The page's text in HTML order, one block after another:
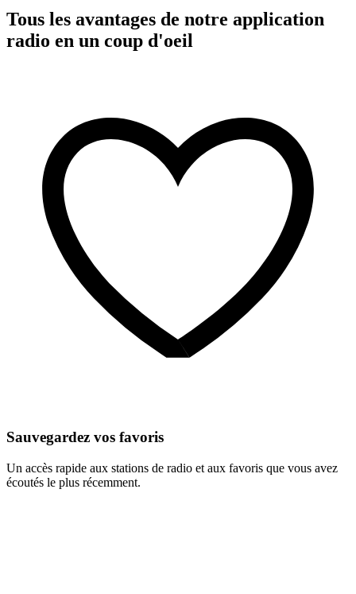
Tous les avantages de notre application
radio en un coup d'oeil
Sauvegardez vos favoris
Un accès rapide aux stations de radio et aux favoris que vous avez
écoutés le plus récemment.